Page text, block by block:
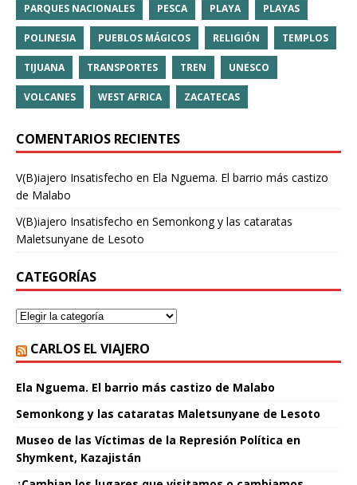
PARQUES NACIONALES PESCA PLAYA PLAYAS
POLINESIA PUEBLOS MÁGICOS RELIGIÓN TEMPLOS
TIJUANA TRANSPORTES TREN UNESCO
VOLCANES WEST AFRICA ZACATECAS
COMENTARIOS RECIENTES
V(B)iajero Insatisfecho en Ela Nguema. El barrio más castizo
de Malabo
V(B)iajero Insatisfecho en Semonkong y las cataratas
Maletsunyane de Lesoto
CATEGORÍAS
CARLOS EL VIAJERO
Ela Nguema. El barrio más castizo de Malabo
Semonkong y las cataratas Maletsunyane de Lesoto
Museo de las Víctimas de la Represión Política en
Shymkent, Kazajistán